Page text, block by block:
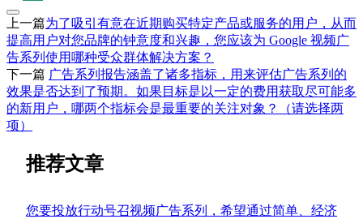
上一篇为了吸引有意在近期购买特定产品或服务的用户，从而
提高用户对您品牌的钟意度和兴趣，您应该为 Google 视频广
告系列使用哪种受众群体解决方案？
下一篇 广告系列报告涵盖了诸多指标，用来评估广告系列的
效果是否达到了预期。如果目标是以一定的费用获取尽可能多
的新用户，哪两个指标会是最重要的关注对象？（请选择两
项）
推荐文章
您要投放行动号召视频广告系列，希望通过简单、经济